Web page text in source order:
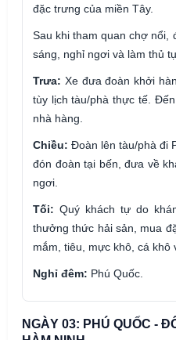
đặc trưng của miền Tây.
Sau khi tham quan chợ nổi,
sáng, nghỉ ngơi và làm thủ
Trưa: Xe đưa đoàn khởi
tùy lịch tàu/phà thực tế.
nhà hàng.
Chiều: Đoàn lên tàu/phà đi
đón đoàn tại bến, đưa về
ngơi.
Tối: Quý khách tự do
thưởng thức hải sản, mua
mắm, tiêu, mực khô, cá khô
Nghỉ đêm: Phú Quốc.
NGÀY 03: PHÚ QUỐC -